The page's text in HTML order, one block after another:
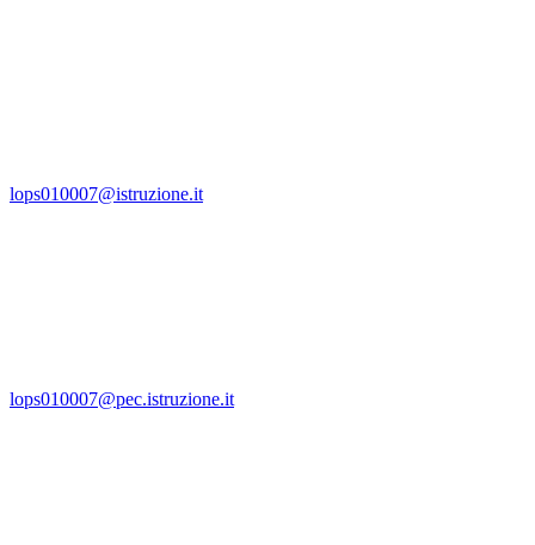
lops010007@istruzione.it
lops010007@pec.istruzione.it